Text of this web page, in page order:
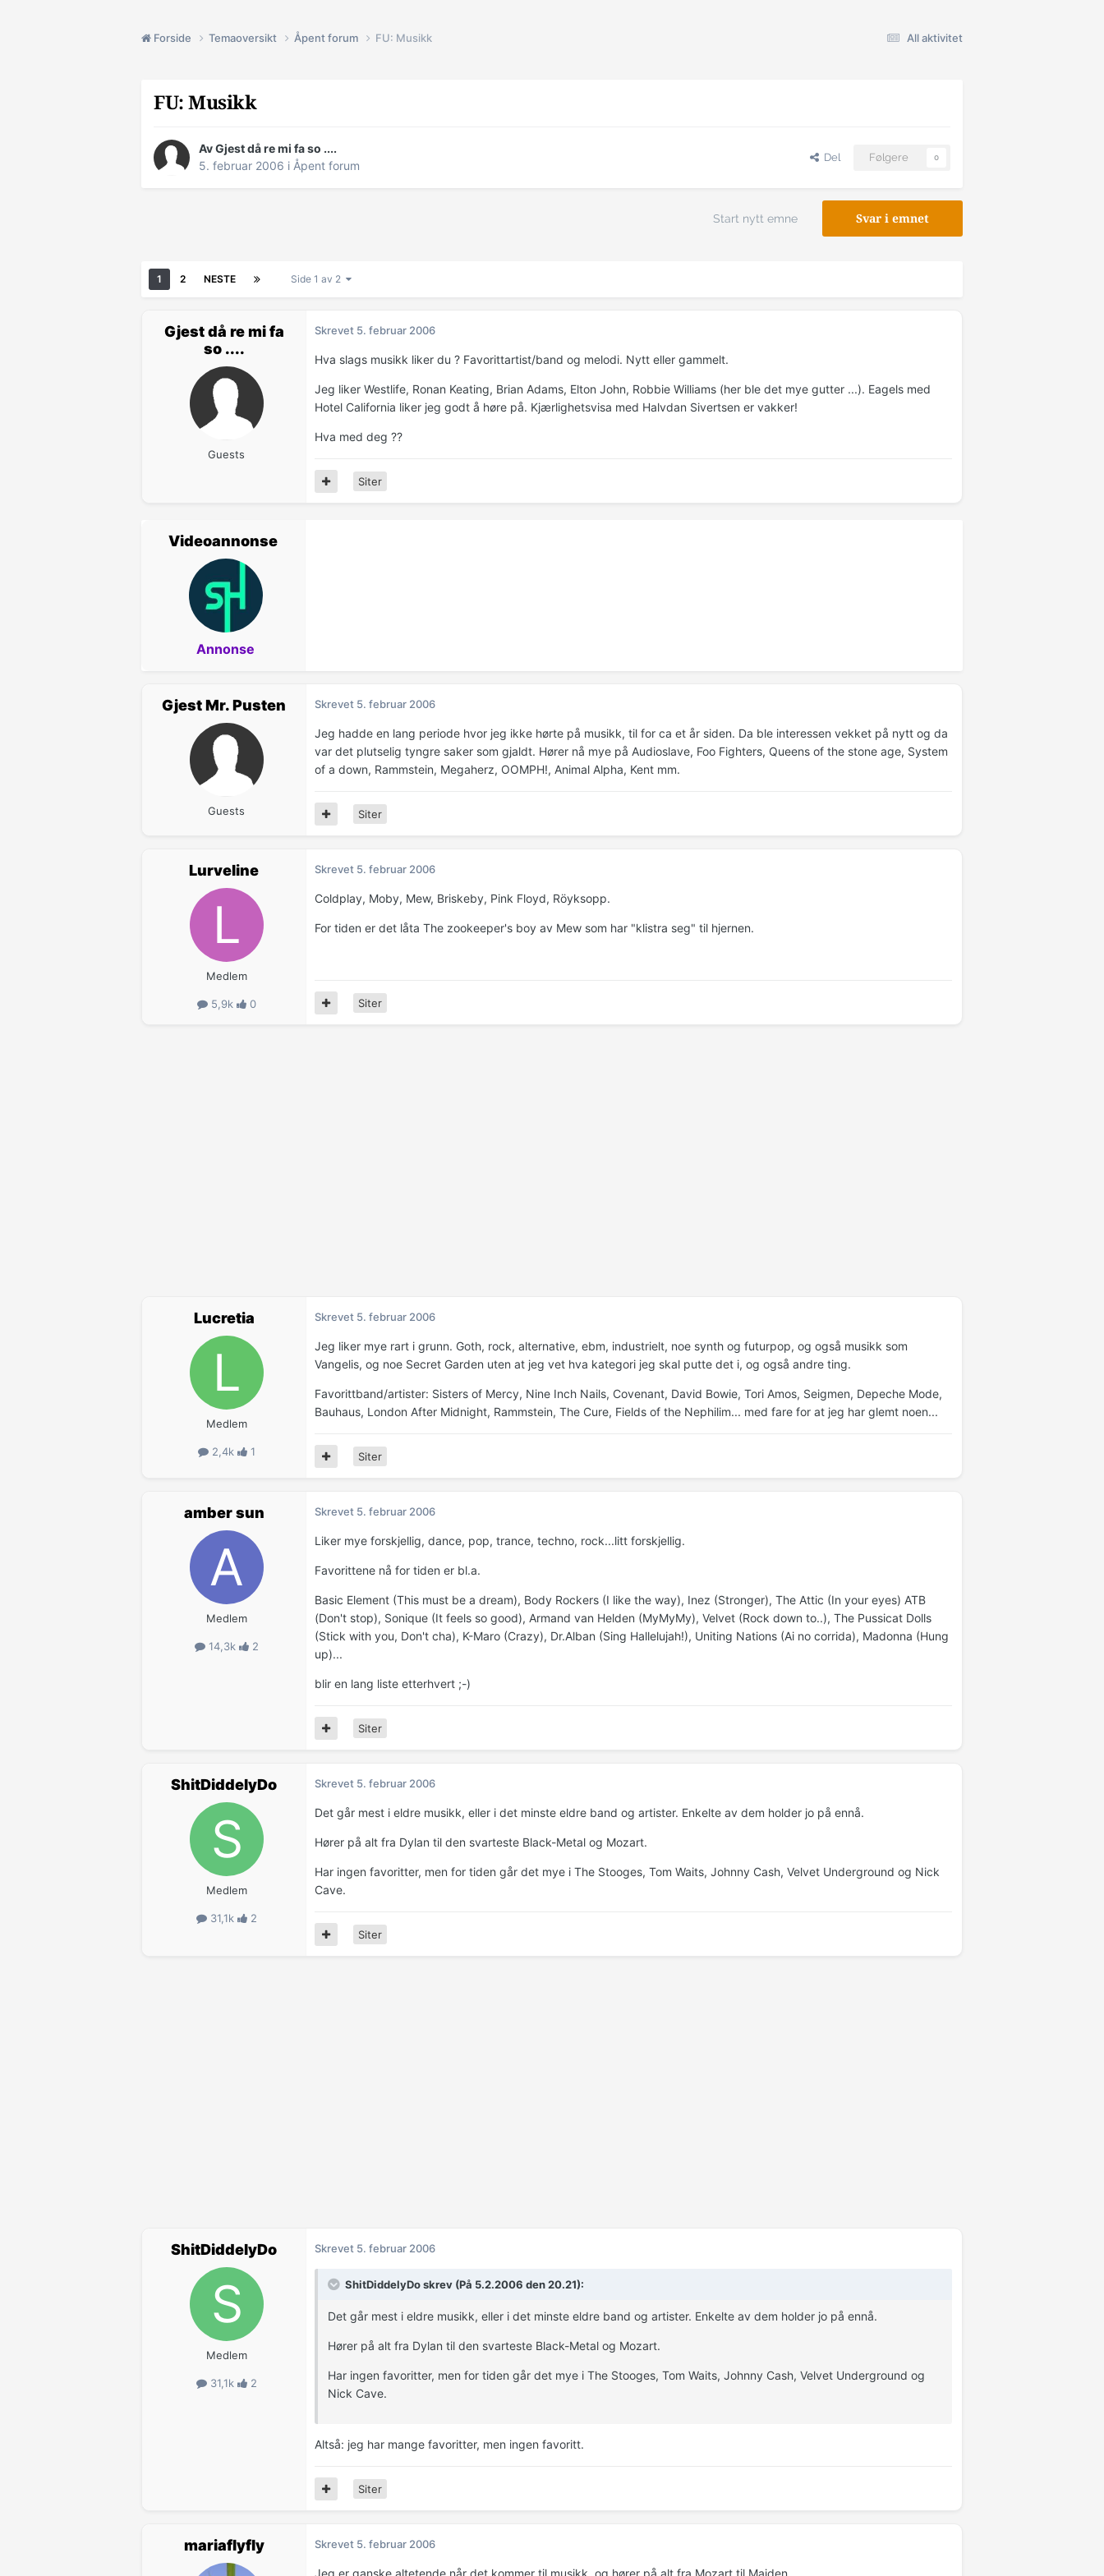
All aktivitet
Forside Temaoversikt Åpent forum FU: Musikk
FU: Musikk
Av Gjest då re mi fa so ....
5. februar 2006 i Åpent forum
Del Følgere 0
Svar i emnet
Start nytt emne
1 2 NESTE Side 1 av 2
Gjest då re mi fa
so ....
Guests
Skrevet 5. februar 2006
Hva slags musikk liker du ? Favorittartist/band og melodi. Nytt eller gammelt.
Jeg liker Westlife, Ronan Keating, Brian Adams, Elton John, Robbie Williams (her ble det mye gutter ...). Eagels med
Hotel California liker jeg godt å høre på. Kjærlighetsvisa med Halvdan Sivertsen er vakker!
Hva med deg ??
Siter
Videoannonse
Annonse
Gjest Mr. Pusten
Guests
Skrevet 5. februar 2006
Jeg hadde en lang periode hvor jeg ikke hørte på musikk, til for ca et år siden. Da ble interessen vekket på nytt og da
var det plutselig tyngre saker som gjaldt. Hører nå mye på Audioslave, Foo Fighters, Queens of the stone age, System
of a down, Rammstein, Megaherz, OOMPH!, Animal Alpha, Kent mm.
Siter
Lurveline
Medlem
5,9k 0
Skrevet 5. februar 2006
Coldplay, Moby, Mew, Briskeby, Pink Floyd, Röyksopp.
For tiden er det låta The zookeeper's boy av Mew som har "klistra seg" til hjernen.
Siter
Lucretia
Medlem
2,4k 1
Skrevet 5. februar 2006
Jeg liker mye rart i grunn. Goth, rock, alternative, ebm, industrielt, noe synth og futurpop, og også musikk som
Vangelis, og noe Secret Garden uten at jeg vet hva kategori jeg skal putte det i, og også andre ting.
Favorittband/artister: Sisters of Mercy, Nine Inch Nails, Covenant, David Bowie, Tori Amos, Seigmen, Depeche Mode,
Bauhaus, London After Midnight, Rammstein, The Cure, Fields of the Nephilim... med fare for at jeg har glemt noen...
Siter
amber sun
Medlem
14,3k 2
Skrevet 5. februar 2006
Liker mye forskjellig, dance, pop, trance, techno, rock...litt forskjellig.
Favorittene nå for tiden er bl.a.
Basic Element (This must be a dream), Body Rockers (I like the way), Inez (Stronger), The Attic (In your eyes) ATB
(Don't stop), Sonique (It feels so good), Armand van Helden (MyMyMy), Velvet (Rock down to..), The Pussicat Dolls
(Stick with you, Don't cha), K-Maro (Crazy), Dr.Alban (Sing Hallelujah!), Uniting Nations (Ai no corrida), Madonna (Hung
up)...
blir en lang liste etterhvert ;-)
Siter
ShitDiddelyDo
Medlem
31,1k 2
Skrevet 5. februar 2006
Det går mest i eldre musikk, eller i det minste eldre band og artister. Enkelte av dem holder jo på ennå.
Hører på alt fra Dylan til den svarteste Black-Metal og Mozart.
Har ingen favoritter, men for tiden går det mye i The Stooges, Tom Waits, Johnny Cash, Velvet Underground og Nick
Cave.
Siter
ShitDiddelyDo
Medlem
31,1k 2
Skrevet 5. februar 2006
ShitDiddelyDo skrev (På 5.2.2006 den 20.21):
Det går mest i eldre musikk, eller i det minste eldre band og artister. Enkelte av dem holder jo på ennå.
Hører på alt fra Dylan til den svarteste Black-Metal og Mozart.
Har ingen favoritter, men for tiden går det mye i The Stooges, Tom Waits, Johnny Cash, Velvet Underground og
Nick Cave.
Altså: jeg har mange favoritter, men ingen favoritt.
Siter
mariaflyfly Skrevet 5. februar 2006